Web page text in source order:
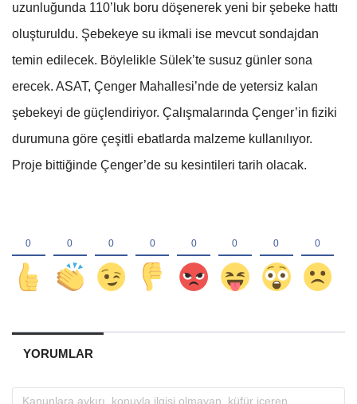
uzunluğunda 110’luk boru döşenerek yeni bir şebeke hattı
oluşturuldu. Şebekeye su ikmali ise mevcut sondajdan
temin edilecek. Böylelikle Sülek’te susuz günler sona
erecek. ASAT, Çenger Mahallesi’nde de yetersiz kalan
şebekeyi de güçlendiriyor. Çalışmalarında Çenger’in fiziki
durumuna göre çeşitli ebatlarda malzeme kullanılıyor.
Proje bittiğinde Çenger’de su kesintileri tarih olacak.
YORUMLAR